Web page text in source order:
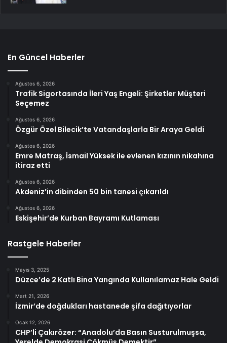
En Güncel Haberler
Ağustos 6, 2026
Trafik Sigortasında İleri Yaş Engeli: Şirketler Müşteri
Seçemez
Ağustos 6, 2026
Özgür Özel Bilecik’te Vatandaşlarla Bir Araya Geldi
Ağustos 6, 2026
Emre Matraş, İsmail Yüksek ile evlenen kızının nikahına
itiraz etti
Ağustos 6, 2026
Akdeniz’in dibinden 50 bin tanesi çıkarıldı
Ağustos 6, 2026
Eskişehir’de Kurban Bayramı Kutlaması
Rastgele Haberler
Mayıs 3, 2025
Düzce’de 2 Katlı Bina Yangında Kullanılamaz Hale Geldi
Mart 21, 2026
İzmir’de doğdukları hastanede şifa dağıtıyorlar
Ocak 12, 2026
CHP’li Çakırözer: “Anadolu’da Basın Susturulmuşsa,